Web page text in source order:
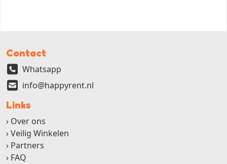
Contact
Whatsapp
info@happyrent.nl
Links
Over ons
Veilig Winkelen
Partners
FAQ